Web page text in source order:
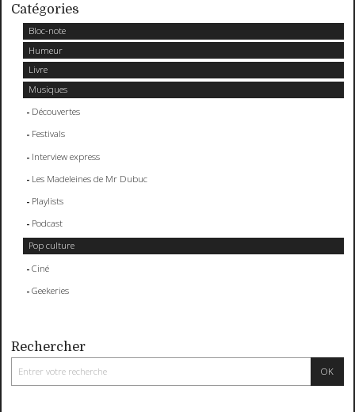
Catégories
Bloc-note
Humeur
Livre
Musiques
Découvertes
Festivals
Interview express
Les Madeleines de Mr Dubuc
Playlists
Podcast
Pop culture
Ciné
Geekeries
Rechercher